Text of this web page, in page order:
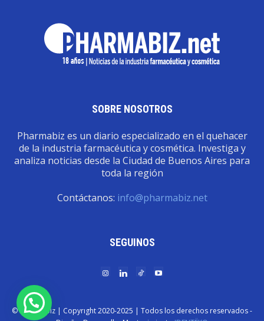
SOBRE NOSOTROS
Pharmabiz es un diario especializado en el quehacer
de la industria farmacéutica y cosmética. Investiga y
analiza noticias desde la Ciudad de Buenos Aires para
toda la región
Contáctanos: info@pharmabiz.net
SEGUINOS
© Pharmabiz | Copyrıght 2020-2025 | Todos los derechos reservados -